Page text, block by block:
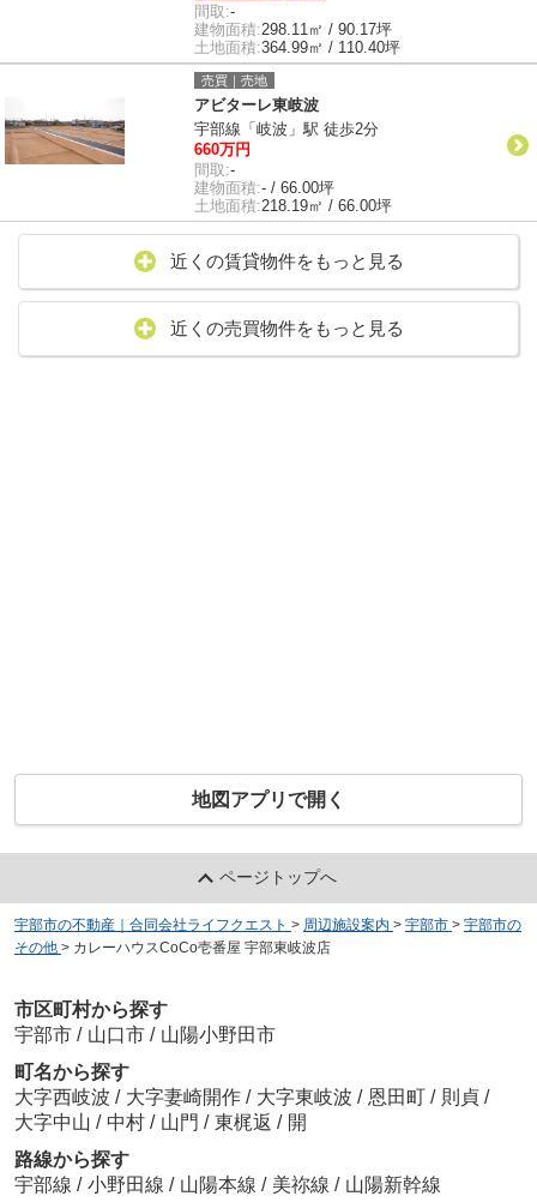
間取:-
建物面積:298.11㎡ / 90.17坪
土地面積:364.99㎡ / 110.40坪
売買｜売地
アビターレ東岐波
宇部線「岐波」駅 徒歩2分
660万円
間取:-
建物面積:- / 66.00坪
土地面積:218.19㎡ / 66.00坪
近くの賃貸物件をもっと見る
近くの売買物件をもっと見る
地図アプリで開く
ページトップへ
宇部市の不動産｜合同会社ライフクエスト > 周辺施設案内 > 宇部市 > 宇部市の
その他 > カレーハウスCoCo壱番屋 宇部東岐波店
市区町村から探す
宇部市 / 山口市 / 山陽小野田市
町名から探す
大字西岐波 / 大字妻崎開作 / 大字東岐波 / 恩田町 / 則貞 /
大字中山 / 中村 / 山門 / 東梶返 / 開
路線から探す
宇部線 / 小野田線 / 山陽本線 / 美祢線 / 山陽新幹線